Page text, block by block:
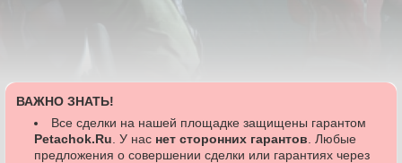
ВАЖНО ЗНАТЬ!
Все сделки на нашей площадке защищены гарантом
Petachok.Ru . У нас нет сторонних гарантов . Любые
предложения о совершении сделки или гарантиях через